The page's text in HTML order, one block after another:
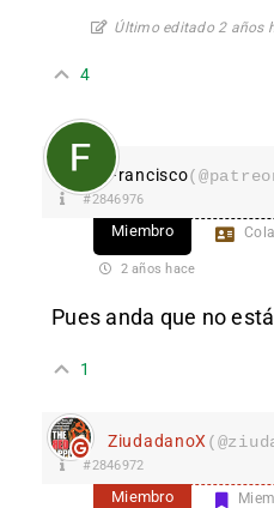
Último editado 2 años
4
Francisco
#2846976
Miembro
2 años hace
Pues anda que no
1
ZiudadanoX
#2846972
Miembro